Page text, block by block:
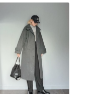
程よい存在感をもたらしま
のようなリラクシーな装い
に合わせれば軽やかさとメ
リハリを両立。さらにアク
セサリーもシルバーで統一
するとスタイリングに調和
が生まれますよ。シルバー
のバッグはミニマルなモノ
トーンコーデをグッと洗練
された印象へと導きます。